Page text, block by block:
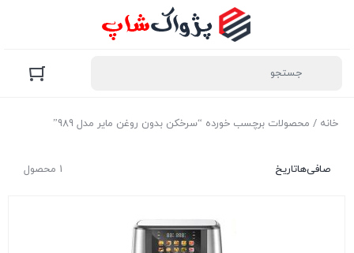
خانه / محصولات برچسب خورده “سرخکن بدون روغن مایر مدل 989”
1 محصول صافی‌هاتاریخ